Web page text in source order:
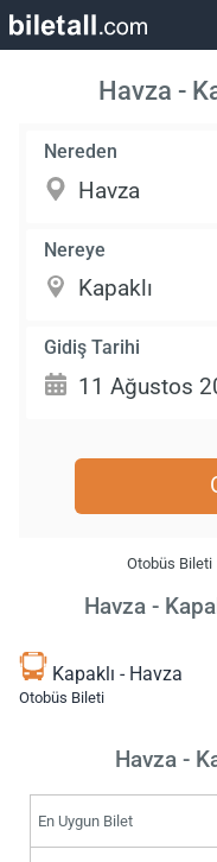
Havza -
Nereden
Nereye
Gidiş Tarihi
Otobüs Bileti
Havza -
Kapaklı - Havza
Otobüs Bileti
Havza -
En Uygun Bilet